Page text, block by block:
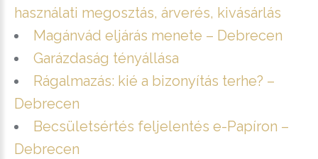
használati megosztás, árverés, kivásárlás
Magánvád eljárás menete – Debrecen
Garázdaság tényállása
Rágalmazás: kié a bizonyítás terhe? –
Debrecen
Becsületsértés feljelentés e-Papíron –
Debrecen